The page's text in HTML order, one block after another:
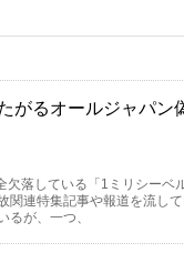
がるオールジャパン
欠落している「1ミリシーベ
関連特集記事や報道を流し
るが、一つ、